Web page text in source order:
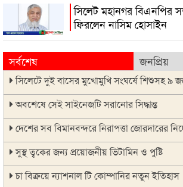
সিলেট মহানগর বিএনপির
ফিরলেন নাসিম হোসাইন
সর্বশেষ জনপ্রিয়
সিলেটে দুই বাসের মুখোমুখি সংঘর্ষে শিশুসহ ৯
অবশেষে সেই সাইনেজটি সরানোর সিদ্ধান্ত
দেশের সব বিমানবন্দরে নিরাপত্তা জোরদারের
সুস্থ ত্বকের জন্য প্রয়োজনীয় ভিটামিন ও পুষ্টি
চা বিক্রয়ে ন্যাশনাল টি কোম্পানির নতুন ইতিহাস